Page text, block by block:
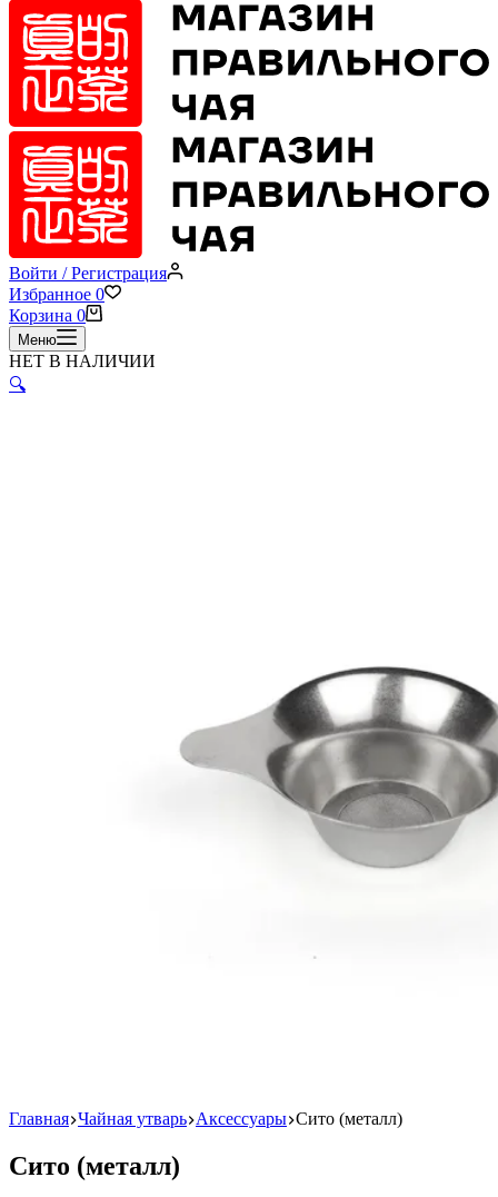
Войти / Регистрация
Избранное 0
Корзина 0
Меню
НЕТ В НАЛИЧИИ
🔍
Главная Чайная утварь Аксессуары Сито (металл)
Сито (металл)